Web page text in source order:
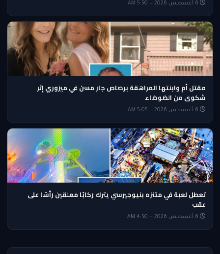
مقتل أم وابنتها المراهقة برصاص جار مسن في ميزوري إثر
شكوى من الضوضاء
تعطل لعبة في متنزه بنيوجيرسي يترك ركابًا معلقين رأسًا على
عقب